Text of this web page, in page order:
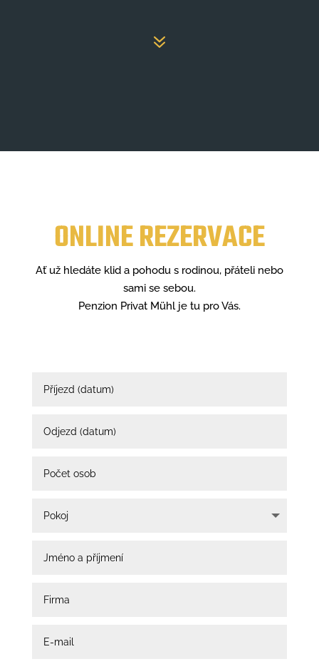
7
ONLINE REZERVACE
Ať už hledáte klid a pohodu s rodinou, přáteli nebo
sami se sebou.
Penzion Privat Mühl je tu pro Vás.